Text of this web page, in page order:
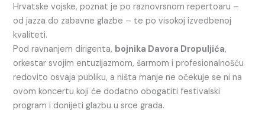
Hrvatske vojske, poznat je po raznovrsnom repertoaru –
od jazza do zabavne glazbe – te po visokoj izvedbenoj
kvaliteti.
Pod ravnanjem dirigenta, bojnika Davora Dropuljića,
orkestar svojim entuzijazmom, šarmom i profesionalnošću
redovito osvaja publiku, a ništa manje ne očekuje se ni na
ovom koncertu koji će dodatno obogatiti festivalski
program i donijeti glazbu u srce grada.